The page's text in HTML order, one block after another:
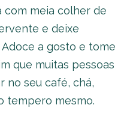
com meia colher de
e deixe
a gosto e tome
que muitas pessoas
no seu café, chá,
tempero mesmo.